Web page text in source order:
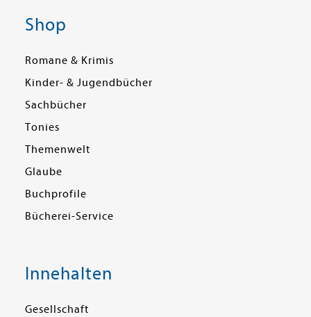
Shop
Romane & Krimis
Kinder- & Jugendbücher
Sachbücher
Tonies
Themenwelt
Glaube
Buchprofile
Bücherei-Service
Innehalten
Gesellschaft